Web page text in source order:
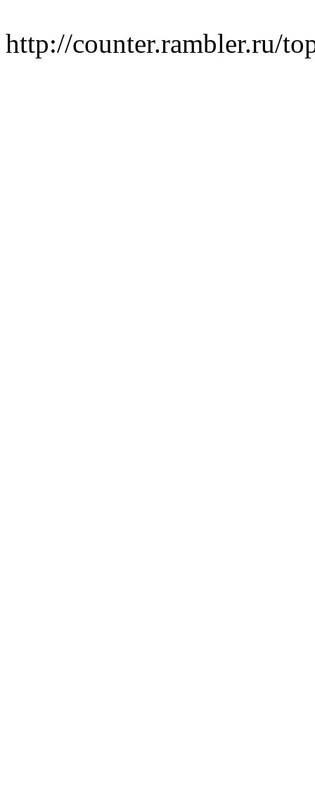
http://counter.rambler.ru/